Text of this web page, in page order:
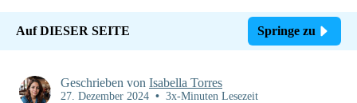
Auf DIESER SEITE Springe zu
Geschrieben von Isabella Torres
27. Dezember 2024 • 3x-Minuten Lesezeit